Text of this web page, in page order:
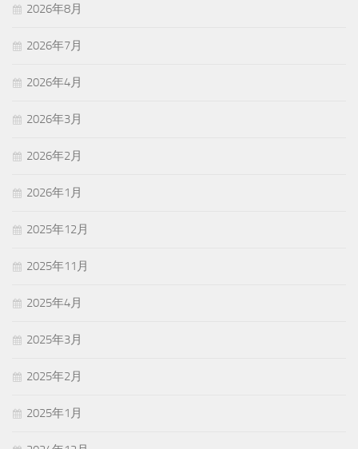
2026年8月
2026年7月
2026年4月
2026年3月
2026年2月
2026年1月
2025年12月
2025年11月
2025年4月
2025年3月
2025年2月
2025年1月